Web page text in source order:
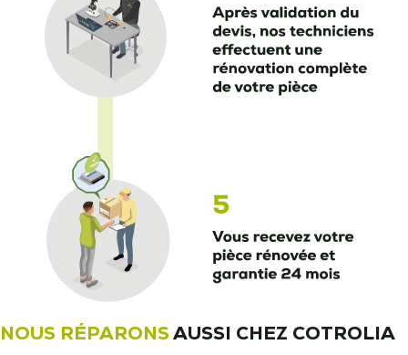
NOUS RÉPARONSAUSSI CHEZ COTROLIA